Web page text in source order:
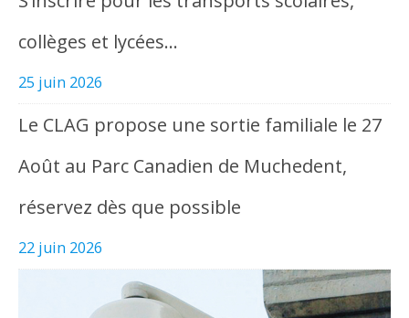
collèges et lycées…
25 juin 2026
Le CLAG propose une sortie familiale le 27
Août au Parc Canadien de Muchedent,
réservez dès que possible
22 juin 2026